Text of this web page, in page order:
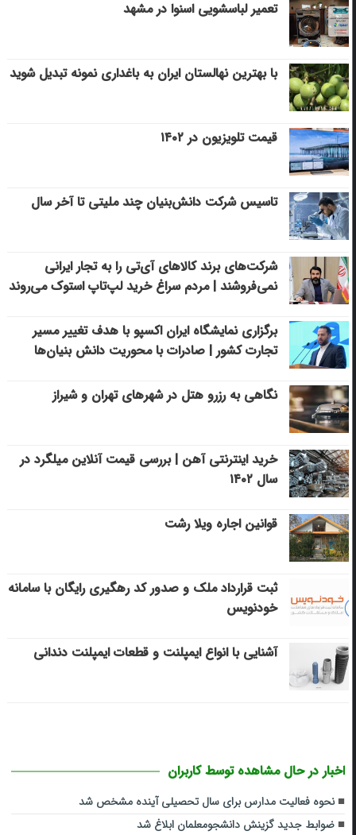
تعمیر لباسشویی اسنوا در مشهد
با بهترین نهالستان ایران به باغداری نمونه تبدیل شوید
قیمت تلویزیون در ۱۴۰۲
تاسیس شرکت دانش‌بنیان چند ملیتی تا آخر سال
شرکت‌های برند کالاهای آی‌تی را به تجار ایرانی
نمی‌فروشند | مردم سراغ خرید لپ‌تاپ استوک می‌روند
برگزاری نمایشگاه ایران اکسپو با هدف تغییر مسیر
تجارت کشور | صادرات با محوریت دانش بنیان‌ها
نگاهی به رزرو هتل در شهرهای تهران و شیراز
خرید اینترنتی آهن | بررسی قیمت آنلاین میلگرد در
سال ۱۴۰۲
قوانین اجاره ویلا رشت
ثبت قرارداد ملک و صدور کد رهگیری رایگان با سامانه
خودنویس
آشنایی با انواع ایمپلنت و قطعات ایمپلنت دندانی
اخبار در حال مشاهده توسط کاربران
نحوه فعالیت مدارس برای سال تحصیلی آینده مشخص شد
ضوابط جدید گزینش دانشجومعلمان ابلاغ شد